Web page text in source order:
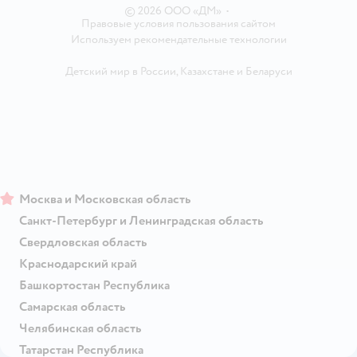
© 2026 ООО «ДМ» •
Правовые условия пользования сайтом
Используем рекомендательные технологии
Детский мир в России, Казахстанеи Беларуси
Москва и Московская область
Санкт-Петербург и Ленинградская область
Свердловская область
Краснодарский край
Башкортостан Республика
Самарская область
Челябинская область
Татарстан Республика